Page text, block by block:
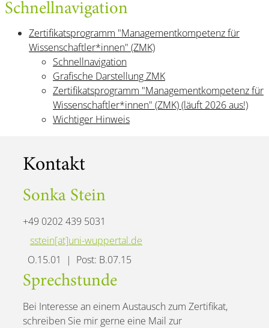
Schnellnavigation
Zertifikatsprogramm "Managementkompetenz für
Wissenschaftler*innen" (ZMK)
Schnellnavigation
Grafische Darstellung ZMK
Zertifikatsprogramm "Managementkompetenz für
Wissenschaftler*innen" (ZMK) (läuft 2026 aus!)
Wichtiger Hinweis
Kontakt
Sonka Stein
+49 0202 439 5031
sstein[at]uni-wuppertal.de
O.15.01 | Post: B.07.15
Sprechstunde
Bei Interesse an einem Austausch zum Zertifikat,
schreiben Sie mir gerne eine Mail zur